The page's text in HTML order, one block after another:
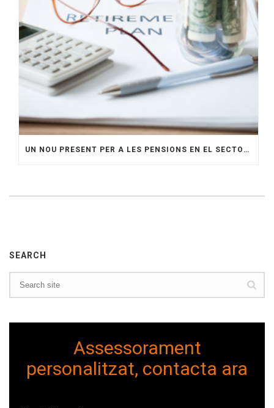
UN NOU PRESENT PER A LES PENSIONS EN EL SECTOR DE LA CONSTRUCCIÓ: CAP A UN FUTUR MÉS SEGUR
SEARCH
Assessorament
personalitzat, contacta ara